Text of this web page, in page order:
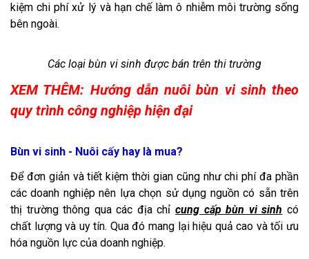
kiệm chi phí xử lý và hạn chế làm ô nhiễm môi trường sống
bên ngoài.
Các loại bùn vi sinh được bán trên thi trường
XEM THÊM: Hướng dẫn nuôi bùn vi sinh theo
quy trình công nghiệp hiện đại
Bùn vi sinh - Nuôi cấy hay là mua?
Để đơn giản và tiết kiệm thời gian cũng như chi phí đa phần
các doanh nghiệp nên lựa chọn sử dụng nguồn có sẵn trên
thị trường thông qua các địa chỉcung cấp bùn vi sinh có
chất lượng và uy tín. Qua đó mang lại hiệu quả cao và tối ưu
hóa nguồn lực của doanh nghiệp.